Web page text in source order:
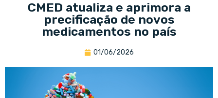
CMED atualiza e aprimora a
precificação de novos
medicamentos no país
01/06/2026